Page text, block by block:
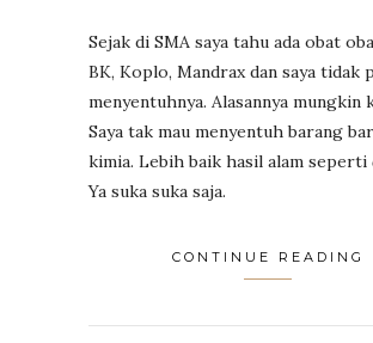
Sejak di SMA saya tahu ada obat
BK, Koplo, Mandrax dan saya tidak
menyentuhnya. Alasannya mungkin
Saya tak mau menyentuh barang
kimia. Lebih baik hasil alam seperti
Ya suka suka saja.
CONTINUE READING